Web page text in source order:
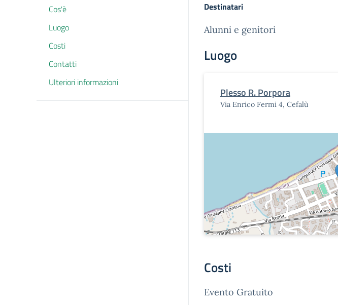
Cos'è
Luogo
Costi
Contatti
Ulteriori informazioni
Destinatari
Alunni e genitori
Luogo
Plesso R. Porpora
Via Enrico Fermi 4, Cefalù
Costi
Evento Gratuito